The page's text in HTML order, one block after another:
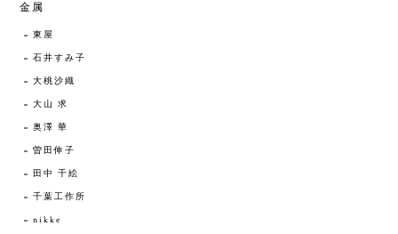
金属
東屋
石井すみ子
大桃沙織
大山 求
奥澤 華
曽田伸子
田中 千絵
千葉工作所
nikke